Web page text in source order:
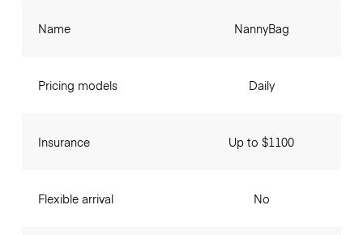
Name
Pricing models
Insurance
Flexible arrival
NannyBag
Daily
Up to $1100
No